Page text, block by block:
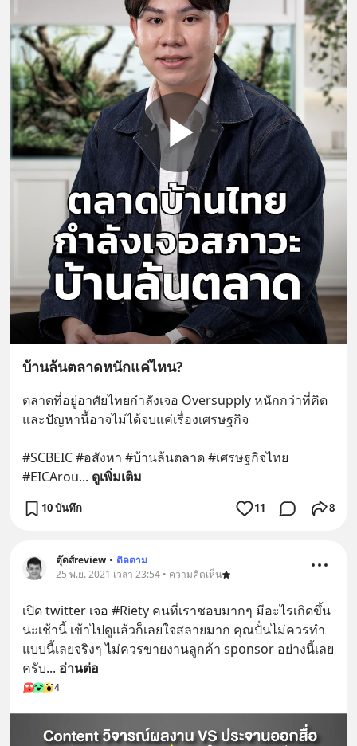
บ้านล้นตลาดหนักแค่ไหน?
ตลาดที่อยู่อาศัยไทยกำลังเจอ Oversupply หนักกว่าที่คิด
และปัญหานี้อาจไม่ได้จบแค่เรื่องเศรษฐกิจ
#SCBEIC #อสังหา #บ้านล้นตลาด #เศรษฐกิจไทย
#EICArou... ดูเพิ่มเติม
10 บันทึก 11 8
ตุ๊ดส์review • ติดตาม
25 พ.ย. 2021 เวลา 23:54 • ความคิดเห็น
เปิด twitter เจอ #Riety คนที่เราชอบมากๆ มีอะไรเกิดขึ้น
นะเช้านี้ เข้าไปดูแล้วก็เลยใจสลายมาก คุณปั๋นไม่ควรทำ
แบบนี้เลยจริงๆ ไม่ควรขายงานลูกค้า sponsor อย่างนี้เลย
ครับ... อ่านต่อ
4